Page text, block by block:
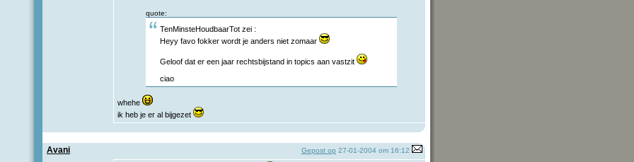
quote:
TenMinsteHoudbaarTot zei :
Heyy favo fokker wordt je anders niet zomaar
Geloof dat er een jaar rechtsbijstand in topics aan vastzit
ciao
whehe
ik heb je er al bijgezet
Avani Gepost op 27-01-2004 om 16:12